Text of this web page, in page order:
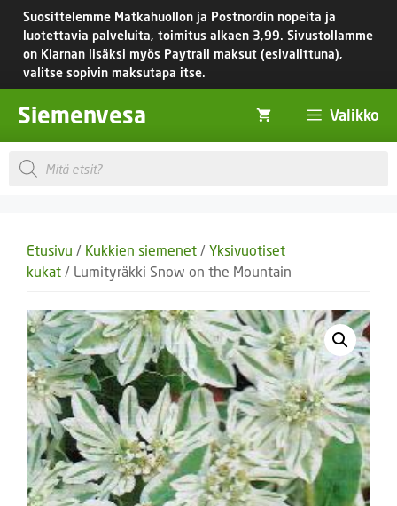
Siirry
sisältöön
Suosittelemme Matkahuollon ja Postnordin nopeita ja
luotettavia palveluita, toimitus alkaen 3,99. Sivustollamme
on Klarnan lisäksi myös Paytrail maksut (esivalittuna),
valitse sopivin maksutapa itse.
Siemenvesa Valikko
Products
search
Etusivu / Kukkien siemenet / Yksivuotiset
kukat / Lumityräkki Snow on the Mountain